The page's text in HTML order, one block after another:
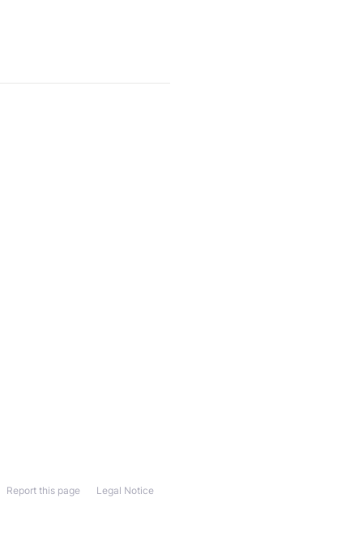
Legal Notice
Report this page